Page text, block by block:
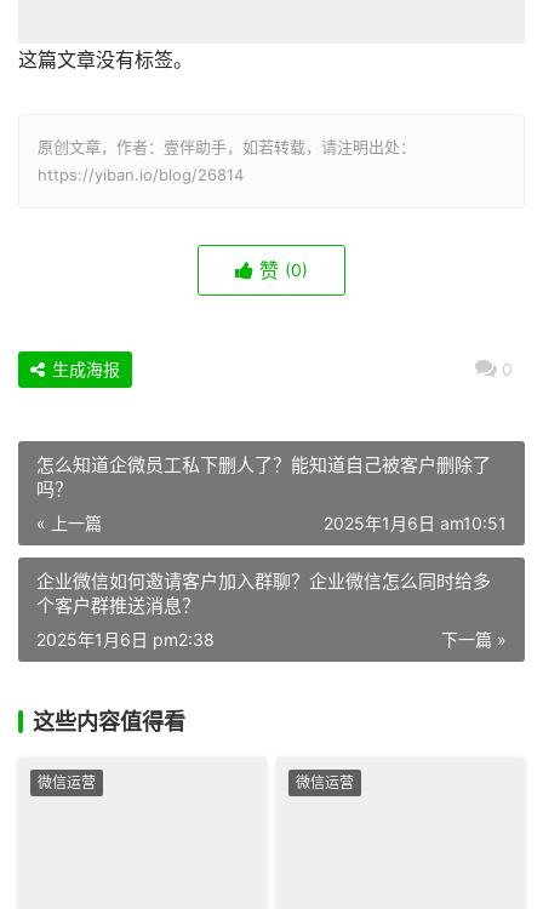
这篇文章没有标签。
原创文章，作者：壹伴助手，如若转载，请注明出处：
https://yiban.io/blog/26814
赞 (0)
0
生成海报
怎么知道企微员工私下删人了？能知道自己被客户删除了
吗？
« 上一篇 2025年1月6日 am10:51
企业微信如何邀请客户加入群聊？企业微信怎么同时给多
个客户群推送消息？
下一篇 »
2025年1月6日 pm2:38
这些内容值得看
微信运营 微信运营